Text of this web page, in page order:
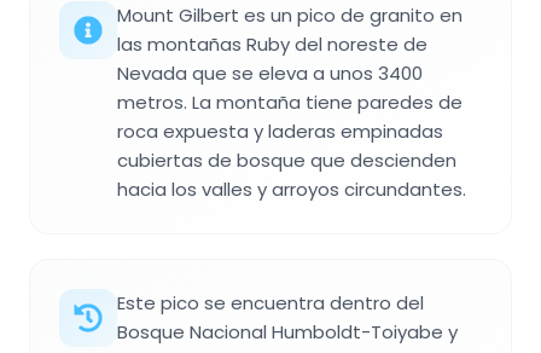
Mount Gilbert es un pico de granito en
las montañas Ruby del noreste de
Nevada que se eleva a unos 3400
metros. La montaña tiene paredes de
roca expuesta y laderas empinadas
cubiertas de bosque que descienden
hacia los valles y arroyos circundantes.
Este pico se encuentra dentro del
Bosque Nacional Humboldt-Toiyabe y